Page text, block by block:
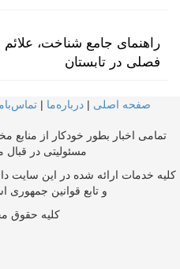
راهنمای جامع شناخت،
فصلی در تابستان
صفحه اصلی | درباره‌ما |
تمامی اخبار بطور خودکار از
مسئولیتی در قبال
کلیه خدمات ارائه شده در این سایت
و تابع قوانین جمهوری
کلیه حقوق